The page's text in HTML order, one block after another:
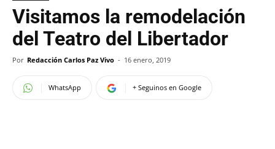
Visitamos la remodelación
del Teatro del Libertador
Por Redacción Carlos Paz Vivo - 16 enero, 2019
WhatsApp + Seguinos en Google